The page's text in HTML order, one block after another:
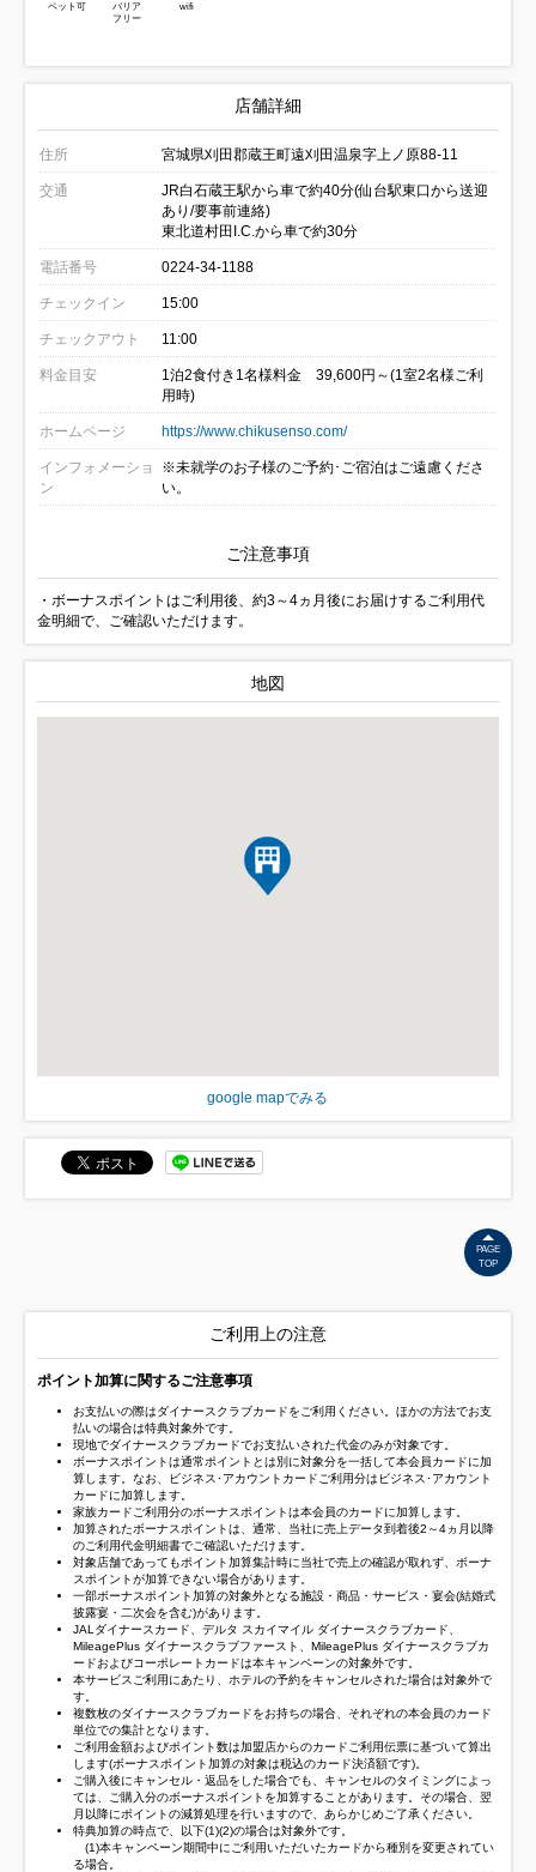
ペット可
バリア
フリー
wifi
店舗詳細
住所 宮城県刈田郡蔵王町遠刈田温泉字上ノ原88-11
交通
JR白石蔵王駅から車で約40分(仙台駅東口から送迎
あり/要事前連絡)
東北道村田I.C.から車で約30分
電話番号 0224-34-1188
チェックイン 15:00
チェックアウト 11:00
料金目安
1泊2食付き1名様料金 39,600円～(1室2名様ご利
用時)
ホームページ https://www.chikusenso.com/
インフォメーショ
ン
※未就学のお子様のご予約･ご宿泊はご遠慮くださ
い。
ご注意事項
・ボーナスポイントはご利用後、約3～4ヵ月後にお届けするご利用代
金明細で、ご確認いただけます。
地図
google mapでみる
PAGE
TOP
ご利用上の注意
ポイント加算に関するご注意事項
お支払いの際はダイナースクラブカードをご利用ください。ほかの方法でお支
払いの場合は特典対象外です。
現地でダイナースクラブカードでお支払いされた代金のみが対象です。
ボーナスポイントは通常ポイントとは別に対象分を一括して本会員カードに加
算します。なお、ビジネス･アカウントカードご利用分はビジネス･アカウント
カードに加算します。
家族カードご利用分のボーナスポイントは本会員のカードに加算します。
加算されたボーナスポイントは、通常、当社に売上データ到着後2～4ヵ月以降
のご利用代金明細書でご確認いただけます。
対象店舗であってもポイント加算集計時に当社で売上の確認が取れず、ボーナ
スポイントが加算できない場合があります。
一部ボーナスポイント加算の対象外となる施設・商品・サービス・宴会(結婚式
披露宴・二次会を含む)があります。
JALダイナースカード、デルタ スカイマイル ダイナースクラブカード、
MileagePlus ダイナースクラブファースト、MileagePlus ダイナースクラブカ
ードおよびコーポレートカードは本キャンペーンの対象外です。
本サービスご利用にあたり、ホテルの予約をキャンセルされた場合は対象外で
す。
複数枚のダイナースクラブカードをお持ちの場合、それぞれの本会員のカード
単位での集計となります。
ご利用金額およびポイント数は加盟店からのカードご利用伝票に基づいて算出
します(ボーナスポイント加算の対象は税込のカード決済額です)。
ご購入後にキャンセル・返品をした場合でも、キャンセルのタイミングによっ
ては、ご購入分のボーナスポイントを加算することがあります。その場合、翌
月以降にポイントの減算処理を行いますので、あらかじめご了承ください。
特典加算の時点で、以下(1)(2)の場合は対象外です。
(1)本キャンペーン期間中にご利用いただいたカードから種別を変更されてい
る場合。